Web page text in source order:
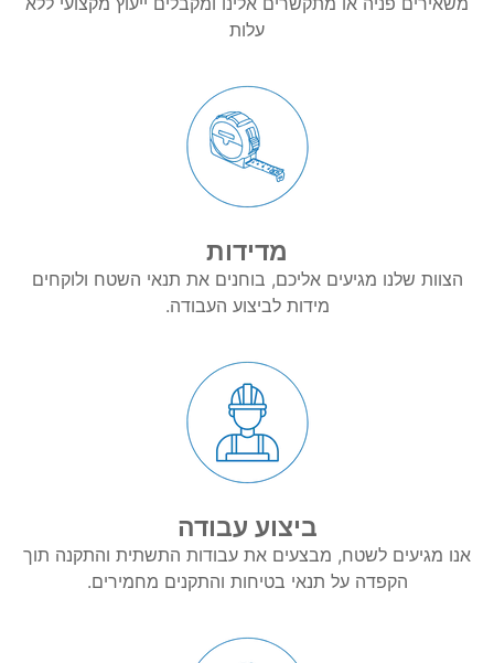
עלות
מדידות
הצוות שלנו מגיעים אליכם, בוחנים את תנאי השטח ולוקחים
מידות לביצוע העבודה.
ביצוע עבודה
אנו מגיעים לשטח, מבצעים את עבודות התשתית והתקנה תוך
הקפדה על תנאי בטיחות והתקנים מחמירים.